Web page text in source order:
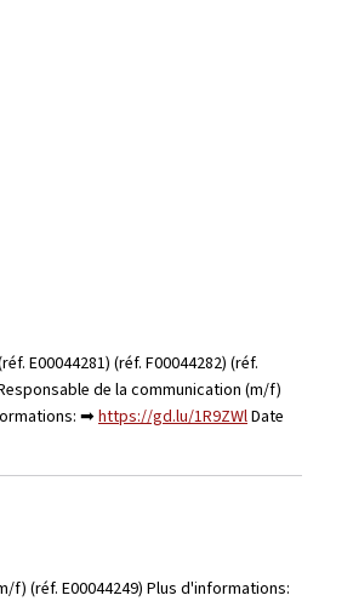
E00044281) (réf. F00044282) (réf.
de la communication (m/f)
➡https://gd.lu/1R9ZWlDate
(réf. E00044249) Plus d'informations: